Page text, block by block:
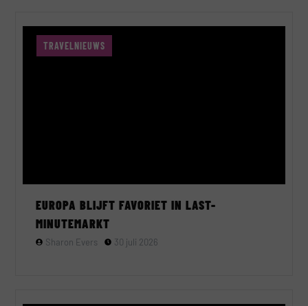
TRAVELNIEUWS
EUROPA BLIJFT FAVORIET IN LAST-
MINUTEMARKT
Sharon Evers 30 juli 2026